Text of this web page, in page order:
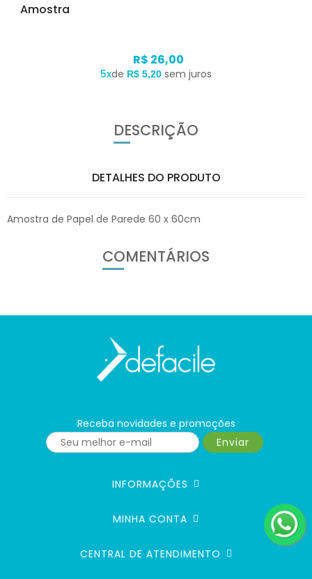
Amostra
R$ 26,00
5xde R$ 5,20 sem juros
DESCRIÇÃO
DETALHES DO PRODUTO
Amostra de Papel de Parede 60 x 60cm
COMENTÁRIOS
Receba novidades e promoções
Enviar
INFORMAÇÕES
MINHA CONTA
CENTRAL DE ATENDIMENTO